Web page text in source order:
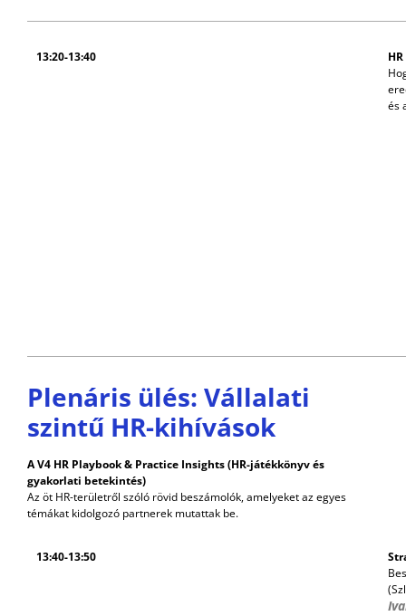
13:20-13:40
és
Plenáris ülés: Vállalati
szintű HR-kihívások
A V4 HR Playbook & Practice Insights (HR-játékkönyv és
gyakorlati betekintés)
Az öt HR-területről szóló rövid beszámolók, amelyeket az egyes
témákat kidolgozó partnerek mutattak be.
13:40-13:50